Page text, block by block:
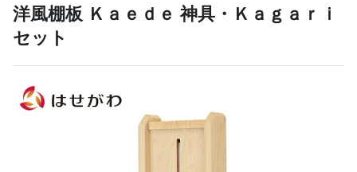
洋風棚板 Ｋａｅｄｅ 神具・Ｋａｇａｒｉ
セット